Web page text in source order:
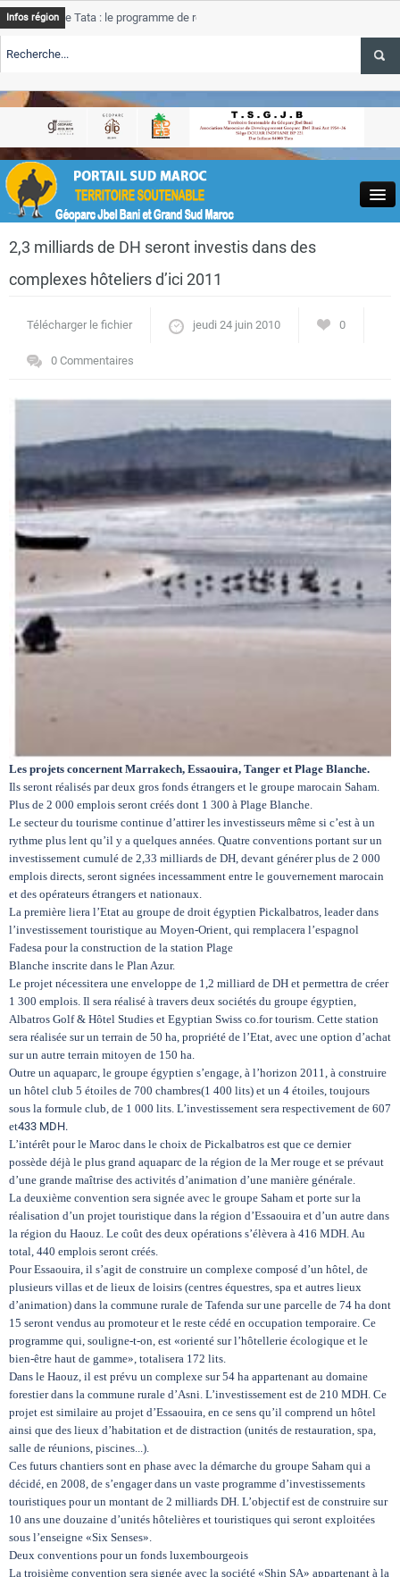
Close
Actualités
Tourisme
Régions
Hotels
Evenements
Infos région
de Tata : le programme de rehabilitation post-inondations
TSGJB Tourisme : l’ONMT renforce l’aerien a Dakhla et
Tata
TSGJB Tourisme au Maroc : Transavia renforce les vols Paris-
2,3 milliards de DH seront investis dans des
complexes hôteliers d’ici 2011
Télécharger le fichier jeudi 24 juin 2010 0
0 Commentaires
Les projets concernent Marrakech, Essaouira, Tanger et Plage Blanche.
Ils seront réalisés par deux gros fonds étrangers et le groupe marocain Saham.
Plus de 2 000 emplois seront créés dont 1 300 à Plage Blanche.
Le secteur du tourisme continue d’attirer les investisseurs même si c’est à un
rythme plus lent qu’il y a quelques années. Quatre conventions portant sur un
investissement cumulé de 2,33 milliards de DH, devant générer plus de 2 000
emplois directs, seront signées incessamment entre le gouvernement marocain
et des opérateurs étrangers et nationaux.
La première liera l’Etat au groupe de droit égyptien Pickalbatros, leader dans
l’investissement touristique au Moyen-Orient, qui remplacera l’espagnol
Fadesa pour la construction de la station Plage
Blanche inscrite dans le Plan Azur.
Le projet nécessitera une enveloppe de 1,2 milliard de DH et permettra de créer
1 300 emplois. Il sera réalisé à travers deux sociétés du groupe égyptien,
Albatros Golf & Hôtel Studies et Egyptian Swiss co.for tourism. Cette station
sera réalisée sur un terrain de 50 ha, propriété de l’Etat, avec une option d’achat
sur un autre terrain mitoyen de 150 ha.
Outre un aquaparc, le groupe égyptien s’engage, à l’horizon 2011, à construire
un hôtel club 5 étoiles de 700 chambres(1 400 lits) et un 4 étoiles, toujours
sous la formule club, de 1 000 lits. L’investissement sera respectivement de 607
et433 MDH.
L’intérêt pour le Maroc dans le choix de Pickalbatros est que ce dernier
possède déjà le plus grand aquaparc de la région de la Mer rouge et se prévaut
d’une grande maîtrise des activités d’animation d’une manière générale.
La deuxième convention sera signée avec le groupe Saham et porte sur la
réalisation d’un projet touristique dans la région d’Essaouira et d’un autre dans
la région du Haouz. Le coût des deux opérations s’élèvera à 416 MDH. Au
total, 440 emplois seront créés.
Pour Essaouira, il s’agit de construire un complexe composé d’un hôtel, de
plusieurs villas et de lieux de loisirs (centres équestres, spa et autres lieux
d’animation) dans la commune rurale de Tafenda sur une parcelle de 74 ha dont
15 seront vendus au promoteur et le reste cédé en occupation temporaire. Ce
programme qui, souligne-t-on, est «orienté sur l’hôtellerie écologique et le
bien-être haut de gamme», totalisera 172 lits.
Dans le Haouz, il est prévu un complexe sur 54 ha appartenant au domaine
forestier dans la commune rurale d’Asni. L’investissement est de 210 MDH. Ce
projet est similaire au projet d’Essaouira, en ce sens qu’il comprend un hôtel
ainsi que des lieux d’habitation et de distraction (unités de restauration, spa,
salle de réunions, piscines...).
Ces futurs chantiers sont en phase avec la démarche du groupe Saham qui a
décidé, en 2008, de s’engager dans un vaste programme d’investissements
touristiques pour un montant de 2 milliards DH. L’objectif est de construire sur
10 ans une douzaine d’unités hôtelières et touristiques qui seront exploitées
sous l’enseigne «Six Senses».
Deux conventions pour un fonds luxembourgeois
La troisième convention sera signée avec la société «Shin SA» appartenant à la